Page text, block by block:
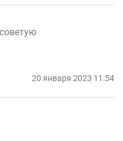
20 января 2023 11:54